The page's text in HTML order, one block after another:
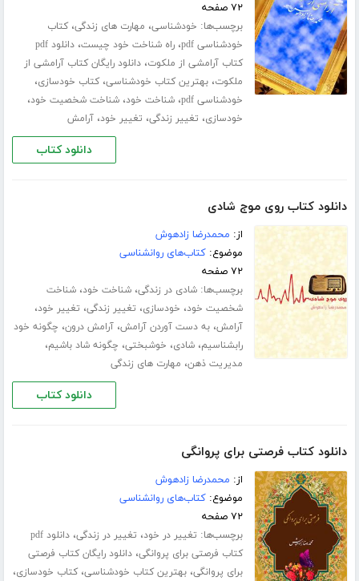
۷۲ صفحه
برچسب‌ها: خودشناسی، مهارت های زندگی،کتاب
خودشناسی pdf
،راه شناخت خود چیست،
دانلود pdf
کتاب آرامشی از ملکوت،دانلود رایگان کتاب آرامشی از
ملکوت،بهترین کتاب خودشناسی،کتاب خودسازی،
خودشناسی pdf ،شناخت خود،شناخت شخصیت خود،
خودسازی، تغییر زندگی، تغییر خود،آرامش
دانلود کتاب
دانلود کتاب روی موج شادی
از: محمدرضا زادهوش
موضوع:کتاب‌های روانشناسی
۷۲ صفحه
برچسب‌ها:شادی در زندگی،شناخت خود،شناخت
شخصیت خود، خودسازی، تغییر زندگی، تغییر خود،
آرامش،به دست آوردن آرامش،آرامش درون، چگونه خود
رابشناسیم،شادی، خوشبختی، چگونه شاد باشیم،
مدیریت ذهن، مهارت های زندگی
دانلود کتاب
دانلود کتاب فرصتی برای پروانگی
از: محمدرضا زادهوش
موضوع:کتاب‌های روانشناسی
۷۲ صفحه
برچسب‌ها: تغییر در خود، تغییر در زندگی،
دانلود pdf
کتاب فرصتی برای پروانگی،دانلود رایگان کتاب فرصتی
برای پروانگی،بهترین کتاب خودشناسی،کتاب خودسازی،